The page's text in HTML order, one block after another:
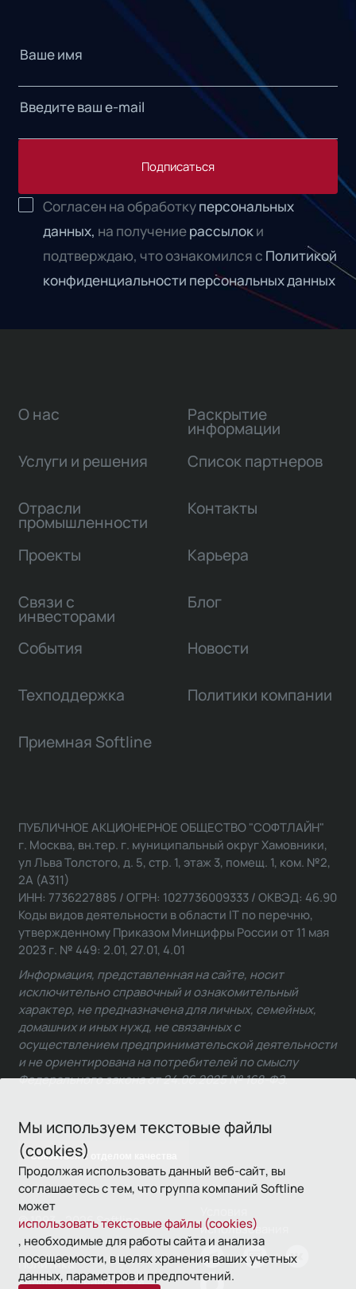
Подписаться
Согласен на обработкуперсональных
данных, на получениерассылоки
подтверждаю, что ознакомился с Политикой
конфиденциальности персональных данных
Мы используем текстовые файлы
(cookies)
Продолжая использовать данный веб-сайт, вы
соглашаетесь с тем, что группа компаний Softline
может
использовать текстовые файлы (cookies)
, необходимые для работы сайта и анализа
посещаемости, в целях хранения ваших учетных
данных, параметров и предпочтений.
О нас
Услуги и решения
Отрасли
промышленности
Проекты
Связи с
инвесторами
Раскрытие
информации
Список партнеров
Контакты
Карьера
Блог
События Новости
Техподдержка Политики компании
Приемная Softline
Связаться с отделом качества
ПУБЛИЧНОЕ АКЦИОНЕРНОЕ ОБЩЕСТВО "СОФТЛАЙН"
г. Москва, вн.тер. г. муниципальный округ Хамовники,
ул Льва Толстого, д. 5, стр. 1, этаж 3, помещ. 1, ком. №2,
2А (А311)
ИНН: 7736227885 / ОГРН: 1027736009333 / ОКВЭД: 46.90
Коды видов деятельности в области IT по перечню,
утвержденному Приказом Минцифры России от 11 мая
2023 г. № 449: 2.01, 27.01, 4.01
Информация, представленная на сайте, носит
исключительно справочный и ознакомительный
характер, не предназначена для личных, семейных,
домашних и иных нужд, не связанных с
осуществлением предпринимательской деятельности
и не ориентирована на потребителей по смыслу
Федерального закона от 24.06.2025 № 168-ФЗ.
© 1993—2026 Softline
использования
Политика
конфиденциальности